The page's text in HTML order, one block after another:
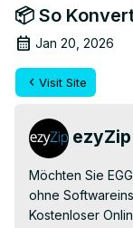
📦 So
Jan 20, 2026
Visit Site
Möchten Sie
ohne